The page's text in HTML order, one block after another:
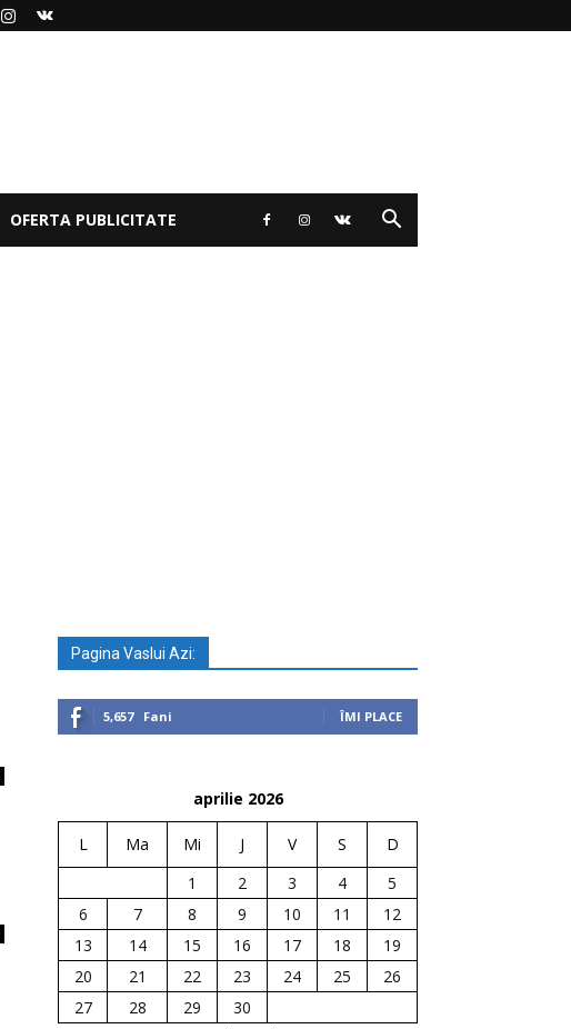
OFERTA PUBLICITATE
Pagina Vaslui Azi:
5,657 Fani ÎMI PLACE
aprilie 2026
L Ma Mi J V S
D
1
2 3 4
5
6
7 8 9 10 11
12
13
14 15 16 17 18
19
20
21 22 23 24 25
26
27
28 29
30